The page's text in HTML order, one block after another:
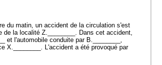
du matin, un accident de la circulation s'est
la localité Z.________. Dans cet accident,
et l'automobile conduite par B.________,
X.________. L'accident a été provoqué par